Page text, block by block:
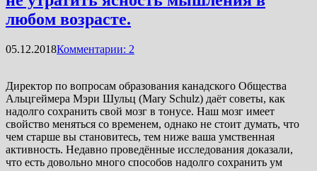
любом возрасте.
05.12.2018Комментарии: 2
Директор по вопросам образования канадского Общества
Альцгеймера Мэри Шульц (Mary Schulz) даёт советы, как
надолго сохранить свой мозг в тонусе. Наш мозг имеет
свойство меняться со временем, однако не стоит думать, что
чем старше вы становитесь, тем ниже ваша умственная
активность. Недавно проведённые исследования доказали,
что есть довольно много способов надолго сохранить ум